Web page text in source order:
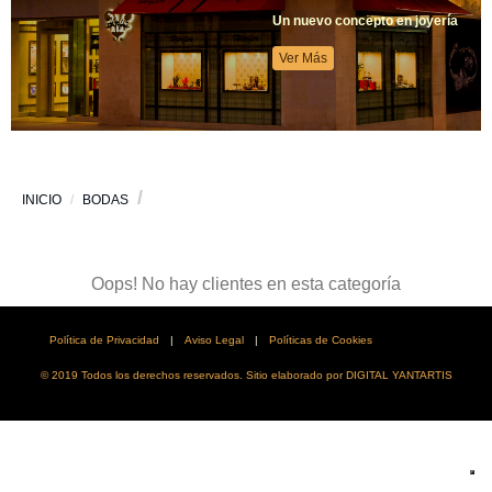
Un nuevo concepto en joyería
Ver Más
INICIO BODAS
Oops! No hay clientes en esta categoría
Política de Privacidad | Aviso Legal | Políticas de Cookies
© 2019 Todos los derechos reservados. Sitio elaborado por DIGITAL YANTARTIS